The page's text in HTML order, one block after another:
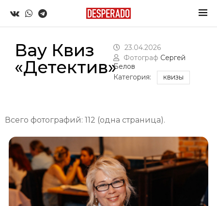
Вау Квиз
«Детектив»
23.04.2026
Фотограф Сергей
Белов
Категория:
КВИЗЫ
Всего фотографий: 112 (одна страница).